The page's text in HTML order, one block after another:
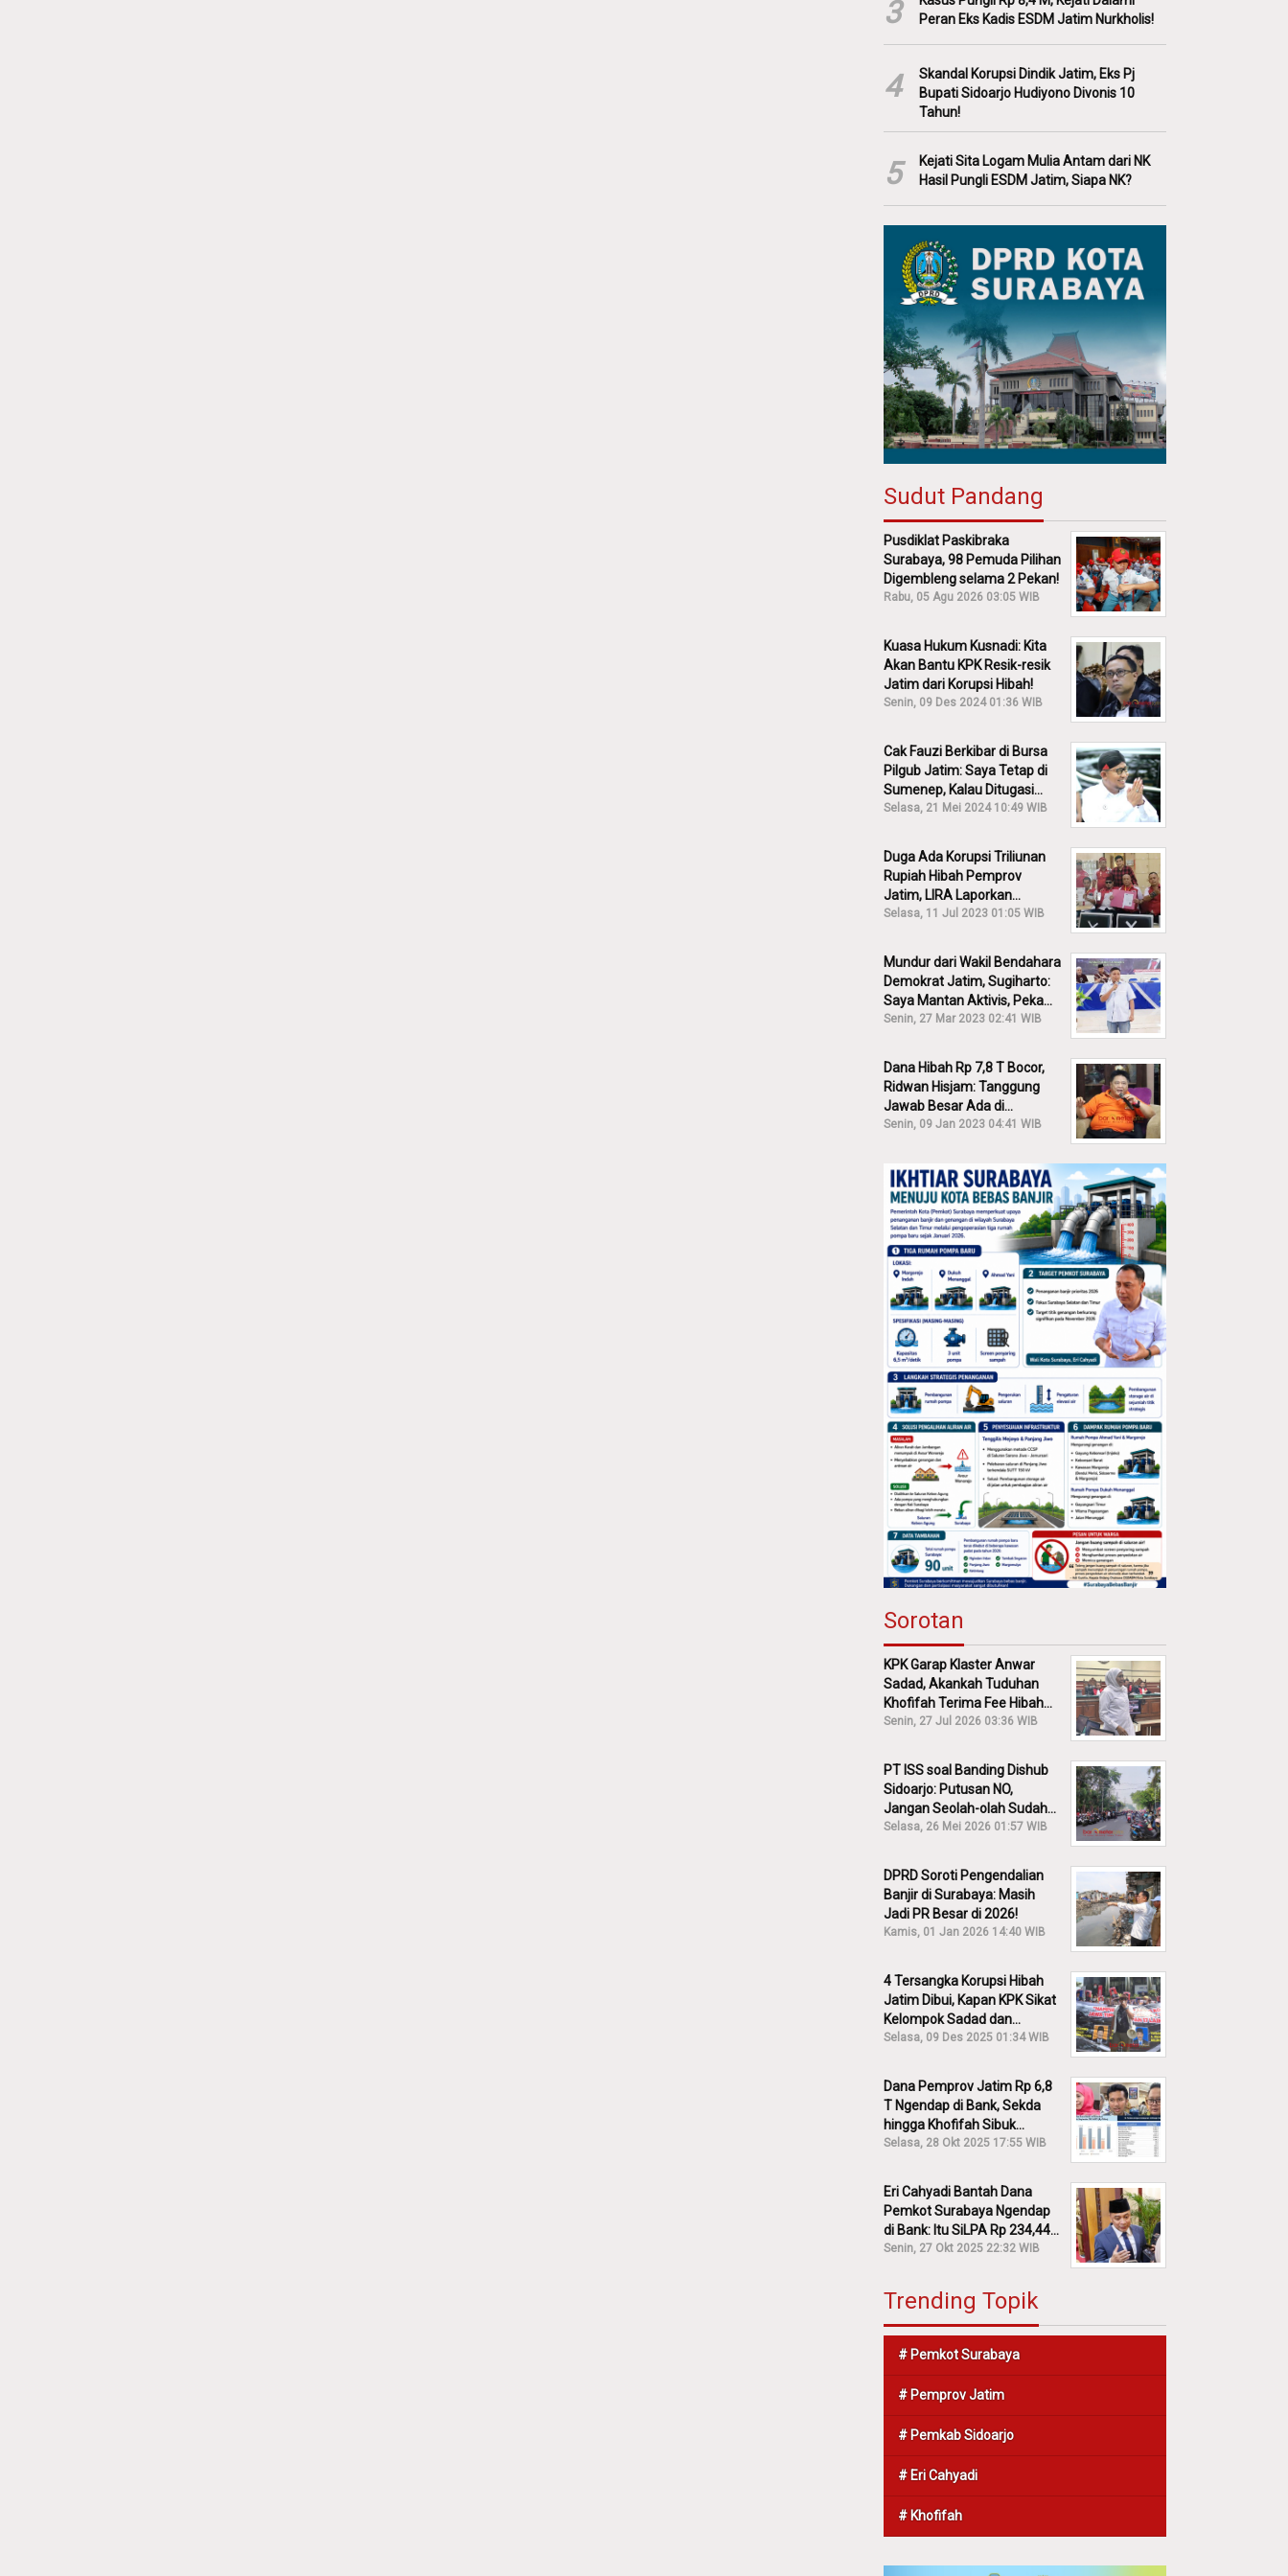
3
Peran Eks Kadis ESDM Jatim Nurkholis!
4
Skandal Korupsi Dindik Jatim, Eks Pj
Bupati Sidoarjo Hudiyono Divonis 10
Tahun!
5
Kejati Sita Logam Mulia Antam dari NK
Hasil Pungli ESDM Jatim, Siapa NK?
Sudut Pandang
Pusdiklat Paskibraka
Surabaya, 98 Pemuda Pilihan
Digembleng selama 2 Pekan!
Rabu, 05 Agu 2026 03:05 WIB
Kuasa Hukum Kusnadi: Kita
Akan Bantu KPK Resik-resik
Jatim dari Korupsi Hibah!
Senin, 09 Des 2024 01:36 WIB
Cak Fauzi Berkibar di Bursa
Pilgub Jatim: Saya Tetap di
Sumenep, Kalau Ditugasi
Partai Lain Cerita!
Selasa, 21 Mei 2024 10:49 WIB
Duga Ada Korupsi Triliunan
Rupiah Hibah Pemprov
Jatim, LIRA Laporkan
Khofifah ke KPK: Dia Harus
Selasa, 11 Jul 2023 01:05 WIB
Mundur dari Wakil Bendahara
Demokrat Jatim, Sugiharto:
Saya Mantan Aktivis, Peka
Sekali Kalau Ada yang
Senin, 27 Mar 2023 02:41 WIB
Dana Hibah Rp 7,8 T Bocor,
Ridwan Hisjam: Tanggung
Jawab Besar Ada di
Pemprov, Bukan DPRD Jatim!
Senin, 09 Jan 2023 04:41 WIB
Sorotan
KPK Garap Klaster Anwar
Sadad, Akankah Tuduhan
Khofifah Terima Fee Hibah
30% Diusut?
Senin, 27 Jul 2026 03:36 WIB
PT ISS soal Banding Dishub
Sidoarjo: Putusan NO,
Jangan Seolah-olah Sudah
Menang!
Selasa, 26 Mei 2026 01:57 WIB
DPRD Soroti Pengendalian
Banjir di Surabaya: Masih
Jadi PR Besar di 2026!
Kamis, 01 Jan 2026 14:40 WIB
4 Tersangka Korupsi Hibah
Jatim Dibui, Kapan KPK Sikat
Kelompok Sadad dan
Iskandar?
Selasa, 09 Des 2025 01:34 WIB
Dana Pemprov Jatim Rp 6,8
T Ngendap di Bank, Sekda
hingga Khofifah Sibuk
Membantah!
Selasa, 28 Okt 2025 17:55 WIB
Eri Cahyadi Bantah Dana
Pemkot Surabaya Ngendap
di Bank: Itu SiLPA Rp 234,44
M!
Senin, 27 Okt 2025 22:32 WIB
Trending Topik
# Pemkot Surabaya
# Pemprov Jatim
# Pemkab Sidoarjo
# Eri Cahyadi
# Khofifah